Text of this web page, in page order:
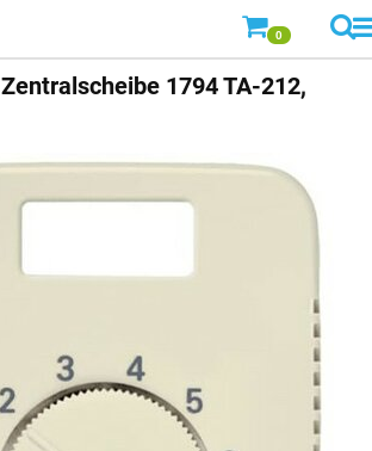
0
Zentralscheibe 1794 TA-212,